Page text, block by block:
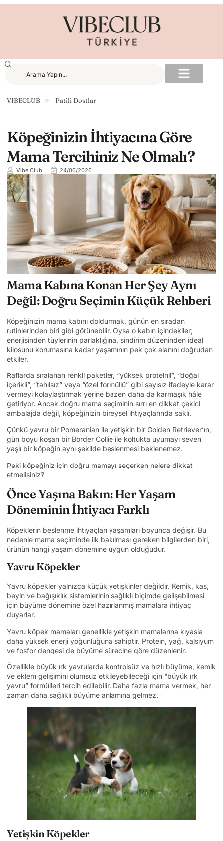
VIBECLUB Patili Dostlar
Köpeğinizin İhtiyacına Göre
Mama Tercihiniz Ne Olmalı?
Vibe Club 24/06/2026
Mama Kabına Konan Her Şey Aynı
Değil: Doğru Seçimin Küçük Rehberi
Köpeğinizin mama kabını doldurmak, günün en sıradan
rutinlerinden biri gibi görünebilir. Oysa o kabın içindekiler;
enerjisinden tüylerinin parlaklığına, sindirim düzeninden ideal
kilosunu korumasına kadar yaşamının pek çok alanını doğrudan
etkiler.
Raflarda sıralanan renkli paketler, “yüksek proteinli”, “doğal
içerikli”, “tahılsız” veya “özel formüllü” gibi sayısız ifadeyle karar
vermeyi kolaylaştırmak yerine bazen daha da karmaşık hâle
getiriyor. Ancak doğru mama seçiminin sırrı en dikkat çekici
ambalajda değil, köpeğinizin bireysel ihtiyaçlarında saklı.
Çünkü yavru bir Pomeranian ile yetişkin bir Golden Retriever’ın,
gün boyu koşan bir Border Collie ile koltukta uyumayı seven
yaşlı bir köpeğin aynı şekilde beslenmesi beklenemez.
Peki köpeğiniz için doğru mamayı seçerken nelere dikkat
etmelisiniz?
Önce Yaşına Bakın: Her Yaşam
Döneminin İhtiyacı Farklı
Köpeklerin beslenme ihtiyaçları yaşamları boyunca değişir. Bu
nedenle mama seçiminde ilk bakılması gereken bilgilerden biri,
ürünün hangi yaşam dönemine uygun olduğudur.
Yavru Köpekler
Yavru köpekler yalnızca küçük yetişkinler değildir. Kemik, kas,
beyin ve bağışıklık sistemlerinin sağlıklı biçimde gelişebilmesi
için büyüme dönemine özel hazırlanmış mamalara ihtiyaç
duyarlar.
Yavru köpek mamaları genellikle yetişkin mamalarına kıyasla
daha yüksek enerji yoğunluğuna sahiptir. Protein, yağ, kalsiyum
ve fosfor dengesi de büyüme sürecine göre düzenlenir.
Özellikle büyük ırk yavrularda kontrolsüz ve hızlı büyüme, kemik
ve eklem gelişimini olumsuz etkileyebileceği için “büyük ırk
yavru” formülleri tercih edilebilir. Daha fazla mama vermek, her
zaman daha sağlıklı büyüme anlamına gelmez.
Yetişkin Köpekler